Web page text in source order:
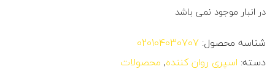
در انبار موجود نمی باشد
شناسه محصول: 020104030707
دسته: اسپری روان کننده, محصولات